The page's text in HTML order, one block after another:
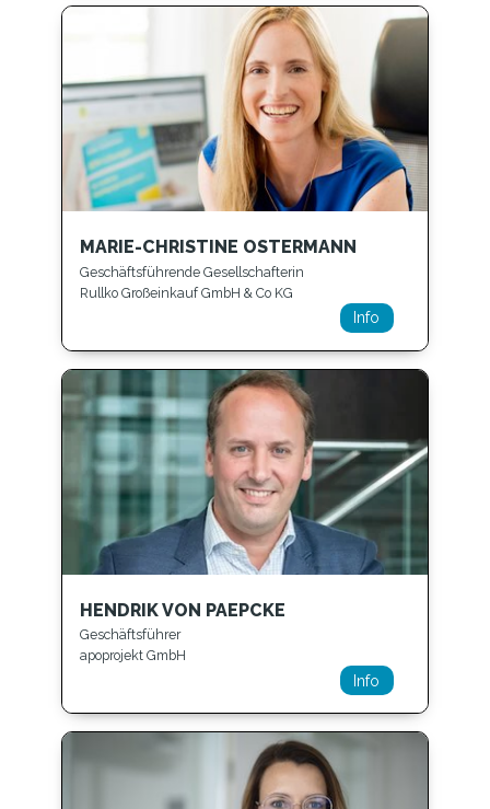
MARIE-CHRISTINE OSTERMANN
Geschäftsführende Gesellschafterin
Rullko Großeinkauf GmbH & Co KG
Info
HENDRIK VON PAEPCKE
Geschäftsführer
apoprojekt GmbH
Info